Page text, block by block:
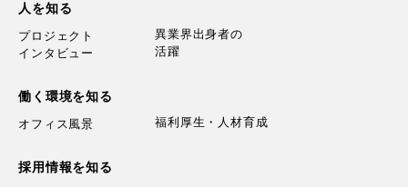
人を知る
プロジェクト
インタビュー
異業界出身者の
活躍
働く環境を知る
オフィス風景 福利厚生・人材育成
採用情報を知る